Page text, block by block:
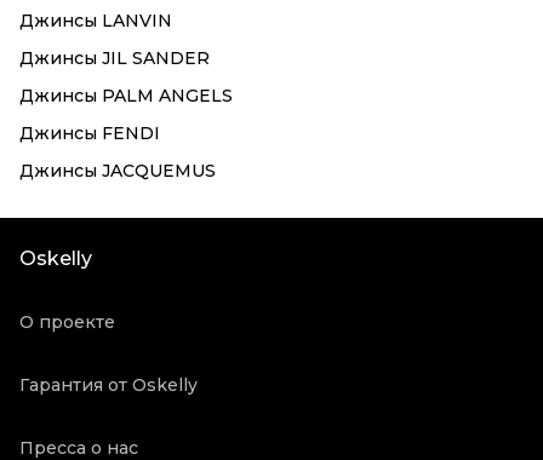
Джинсы LANVIN
Джинсы JIL SANDER
Джинсы PALM ANGELS
Джинсы FENDI
Джинсы JACQUEMUS
Oskelly
О проекте
Гарантия от Oskelly
Пресса о нас